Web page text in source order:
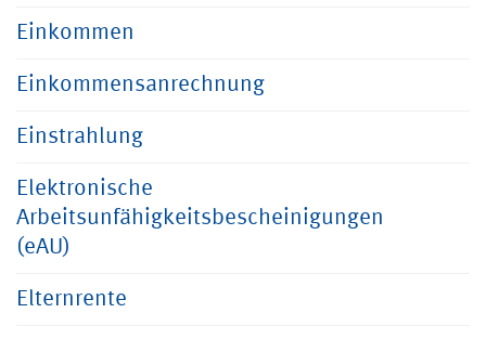
Einkommen
Einkommensanrechnung
Einstrahlung
Elektronische
Arbeitsunfähigkeitsbescheinigungen
(eAU)
Elternrente